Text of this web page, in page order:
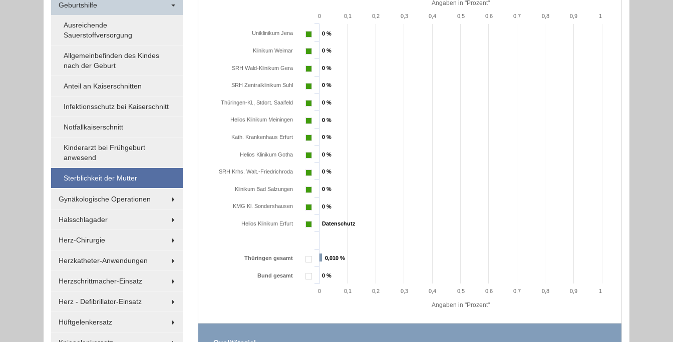
Geburtshilfe
Ausreichende
Sauerstoffversorgung
Allgemeinbefinden des Kindes
nach der Geburt
Anteil an Kaiserschnitten
Infektionsschutz bei Kaiserschnitt
Notfallkaiserschnitt
Kinderarzt bei Frühgeburt
anwesend
Sterblichkeit der Mutter
Gynäkologische Operationen
Halsschlagader
Herz-Chirurgie
Herzkatheter-Anwendungen
Herzschrittmacher-Einsatz
Herz - Defibrillator-Einsatz
Hüftgelenkersatz
Angaben in "Prozent"
Angaben in "Prozent"
0 %
0 %
0 %
0 %
0 %
0 %
0 %
0 %
0 %
0 %
0 %
0 %
0 %
0 %
0 %
0 %
0 %
0 %
0 %
0 %
0 %
0 %
Datenschutz
Datenschutz
0,010 %
0,010 %
0 %
0 %
Uniklinikum Jena
Klinikum Weimar
SRH Wald-Klinikum Gera
SRH Zentralklinikum Suhl
Thüringen-Kl., Stdort. Saalfeld
Helios Klinikum Meiningen
Kath. Krankenhaus Erfurt
Helios Klinikum Gotha
SRH Krhs. Walt.-Friedrichroda
Klinikum Bad Salzungen
KMG Kl. Sondershausen
Helios Klinikum Erfurt
Thüringen gesamt
Bund gesamt
0 0,1 0,2 0,3 0,4 0,5 0,6 0,7 0,8 0,9 1
0 0,1 0,2 0,3 0,4 0,5 0,6 0,7 0,8 0,9 1
der Website erforderlich.
cookie_consent
Dieser Cookie speichert die
Laufzeit:
EXTERNE MEDIEN
Plattformen anzeigen zu können, werden von
YouTube